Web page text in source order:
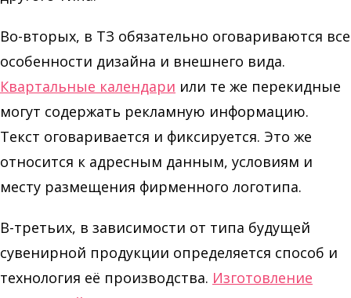
Во-вторых, в ТЗ обязательно оговариваются все
особенности дизайна и внешнего вида.
Квартальные календари или те же перекидные
могут содержать рекламную информацию.
Текст оговаривается и фиксируется. Это же
относится к адресным данным, условиям и
месту размещения фирменного логотипа.
В-третьих, в зависимости от типа будущей
сувенирной продукции определяется способ и
технология её производства. Изготовление